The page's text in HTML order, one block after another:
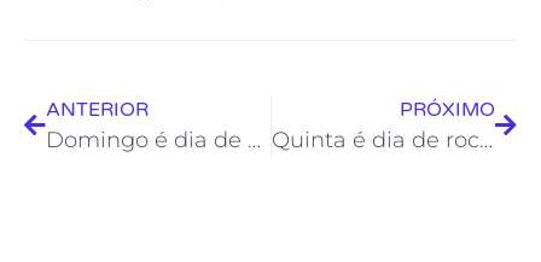
ANTERIOR
Domingo é dia de palhaçaria em Costazul
PRÓXIMO
Quinta é dia de rock no Projeto Soul da Casa